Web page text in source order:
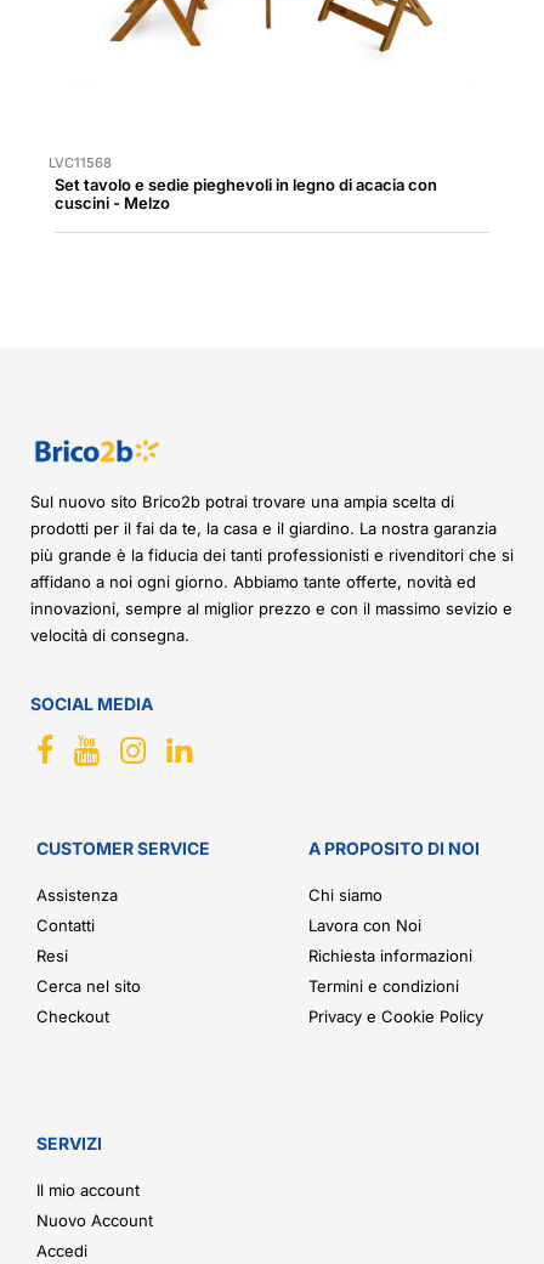
LVC11568
Set tavolo e sedie pieghevoli in legno di acacia con
cuscini - Melzo
Sul nuovo sito Brico2b potrai trovare una ampia scelta di
prodotti per il fai da te, la casa e il giardino. La nostra garanzia
più grande è la fiducia dei tanti professionisti e rivenditori che si
affidano a noi ogni giorno. Abbiamo tante offerte, novità ed
innovazioni, sempre al miglior prezzo e con il massimo sevizio e
velocità di consegna.
SOCIAL MEDIA
CUSTOMER SERVICE
Assistenza
Contatti
Resi
Cerca nel sito
Checkout
A PROPOSITO DI NOI
Chi siamo
Lavora con Noi
Richiesta informazioni
Termini e condizioni
Privacy e Cookie Policy
SERVIZI
Il mio account
Nuovo Account
Accedi